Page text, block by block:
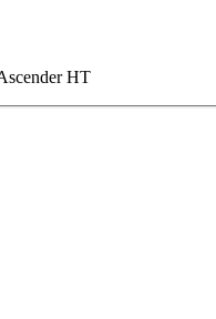
HT